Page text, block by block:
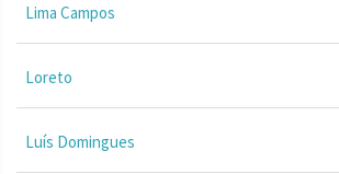
Lima Campos
Loreto
Luís Domingues